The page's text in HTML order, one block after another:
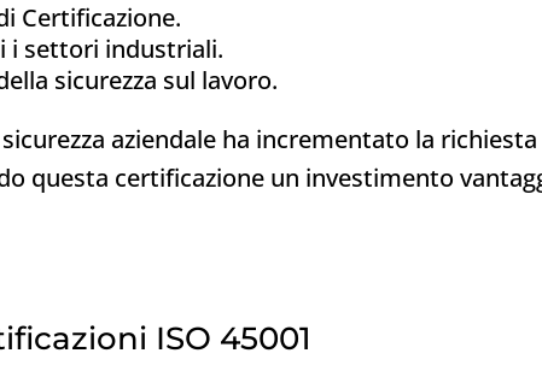
Certificazione.
i settori industriali.
sicurezza sul lavoro.
aziendale ha incrementato la
questa certificazione un investimento
ISO 45001